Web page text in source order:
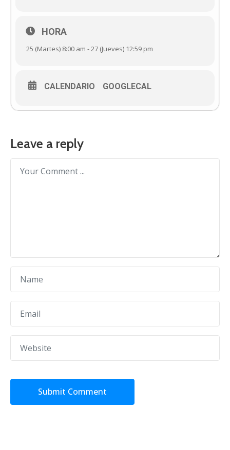
HORA
25 (Martes) 8:00 am - 27 (Jueves) 12:59 pm
CALENDARIO GOOGLECAL
Leave a reply